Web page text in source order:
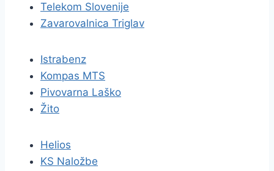
Telekom Slovenije
Zavarovalnica Triglav
Istrabenz
Kompas MTS
Pivovarna Laško
Žito
Helios
KS Naložbe